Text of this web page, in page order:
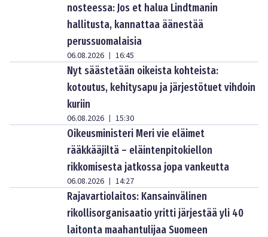
nosteessa: Jos et halua Lindtmanin
hallitusta, kannattaa äänestää
perussuomalaisia
06.08.2026 | 16:45
Nyt säästetään oikeista kohteista:
kotoutus, kehitysapu ja järjestötuet vihdoin
kuriin
06.08.2026 | 15:30
Oikeusministeri Meri vie eläimet
rääkkääjiltä – eläintenpitokiellon
rikkomisesta jatkossa jopa vankeutta
06.08.2026 | 14:27
Rajavartiolaitos: Kansainvälinen
rikollisorganisaatio yritti järjestää yli 40
laitonta maahantulijaa Suomeen